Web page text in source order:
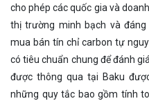
cho phép các quốc gia và
thị trường minh bạch và
mua bán tín chỉ carbon tự
có tiêu chuẩn chung để đánh
được thông qua tại Baku
những quy tắc bao gồm tính